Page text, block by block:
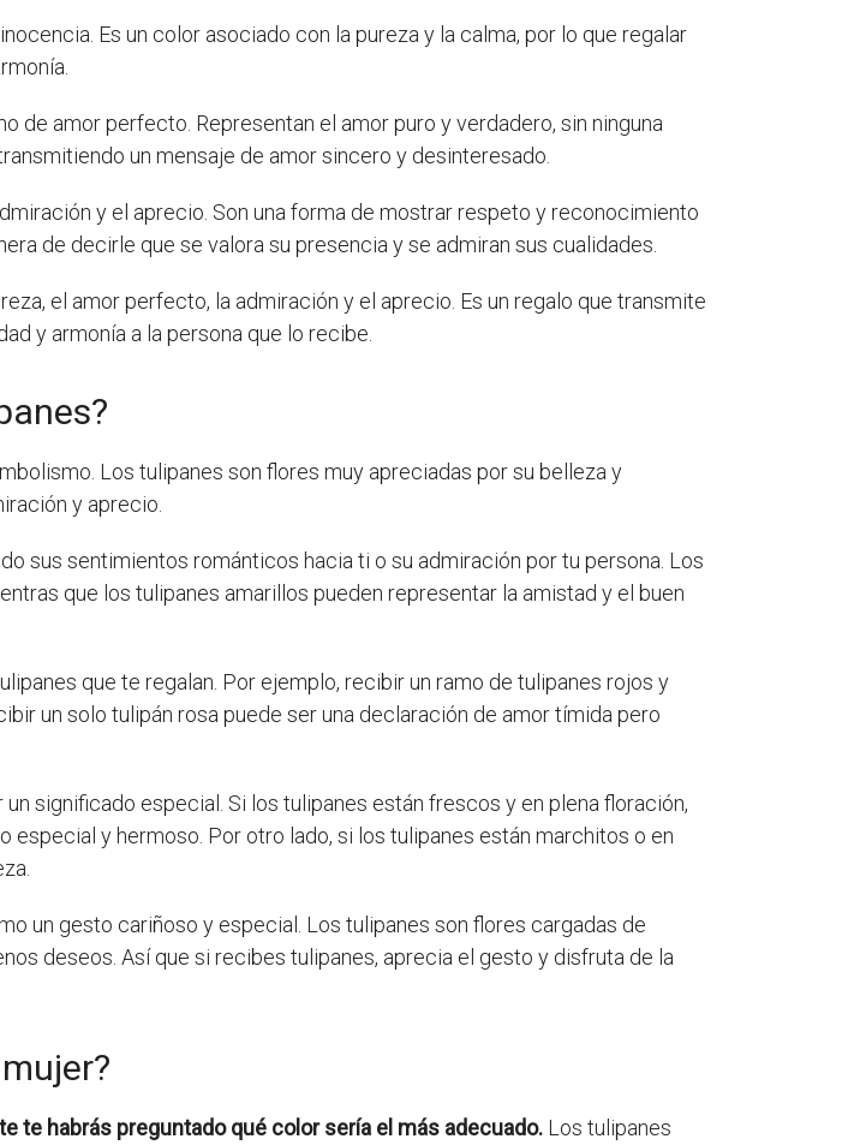
Es un color asociado con la pureza y la calma, por lo que regalar
de amor perfecto. Representan el amor puro y verdadero, sin ninguna
un mensaje de amor sincero y desinteresado.
y el aprecio. Son una forma de mostrar respeto y reconocimiento
de decirle que se valora su presencia y se admiran sus cualidades.
el amor perfecto, la admiración y el aprecio. Es un regalo que transmite
y armonía a la persona que lo recibe.
Los tulipanes son flores muy apreciadas por su belleza y
y aprecio.
sus sentimientos románticos hacia ti o su admiración por tu persona. Los
que los tulipanes amarillos pueden representar la amistad y el buen
que te regalan. Por ejemplo, recibir un ramo de tulipanes rojos y
un solo tulipán rosa puede ser una declaración de amor tímida pero
significado especial. Si los tulipanes están frescos y en plena floración,
y hermoso. Por otro lado, si los tulipanes están marchitos o en
un gesto cariñoso y especial. Los tulipanes son flores cargadas de
deseos. Así que si recibes tulipanes, aprecia el gesto y disfruta de la
te habrás preguntado qué color sería el más adecuado. Los tulipanes